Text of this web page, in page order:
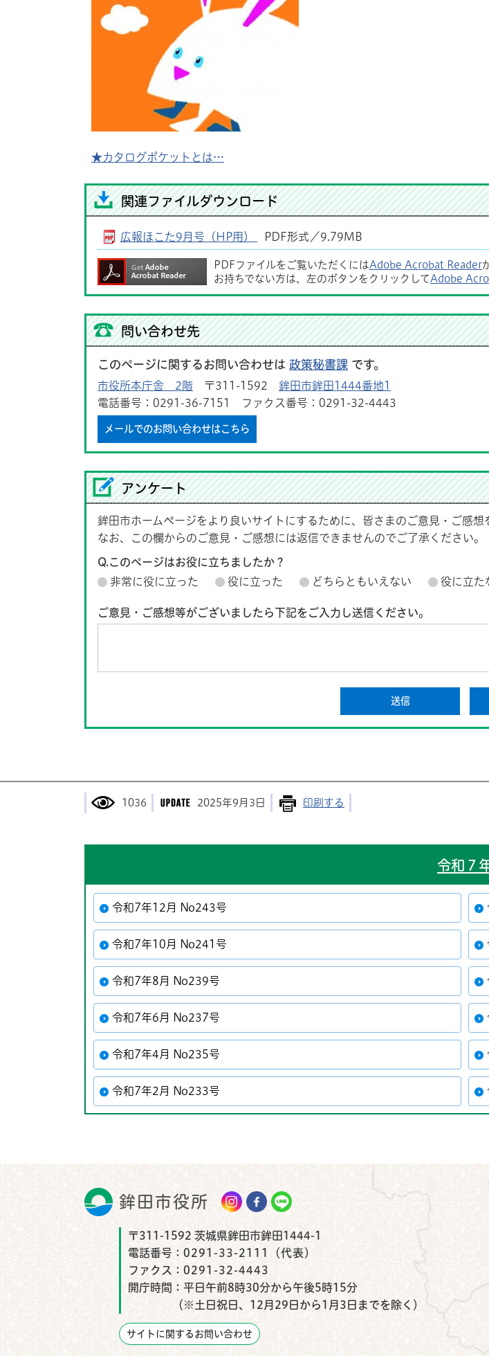
★カタログポケットとは…
関連ファイルダウンロード
広報ほこた9月号（HP用） PDF形式／9.79MB
PDFファイルをご覧いただくにはAdobe Acrobat Reader
お持ちでない方は、左のボタンをクリックして Adobe
問い合わせ先
このページに関するお問い合わせは 政策秘書課 です。
市役所本庁舎 2階 〒311-1592 鉾田市鉾田1444番地1
電話番号：0291-36-7151 ファクス番号：0291-32-4443
メールでのお問い合わせはこちら
アンケート
鉾田市ホームページをより良いサイトにするために、皆さまのご意見・ご感想
なお、この欄からのご意見・ご感想には返信できませんのでご了承ください。
Q.このページはお役に立ちましたか？
非常に役に立った
役に立った どちらともいえない 役に立た
ご意見・ご感想等がございましたら下記をご入力し送信ください。
1036 2025年9月3日 印刷する
令和７
令和7年12月 No243号
令和7年10月 No241号
令和7年8月 No239号
令和7年6月 No237号
令和7年4月 No235号
令和7年2月 No233号
鉾田市役所 鉾田市公式Instagram
鉾田市公式Facebook
鉾田市公式LINE
〒311-1592 茨城県鉾田市鉾田1444-1
電話番号： 0291-33-2111（代表）
ファクス： 0291-32-4443
開庁時間： 平日午前8時30分から午後5時15分
（※土日祝日、12月29日から1月3日までを除く）
サイトに関するお問い合わせ